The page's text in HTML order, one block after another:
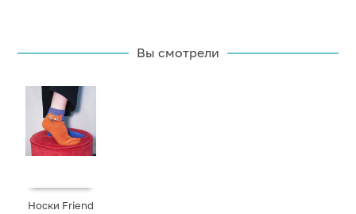
Вы смотрели
Носки Friend